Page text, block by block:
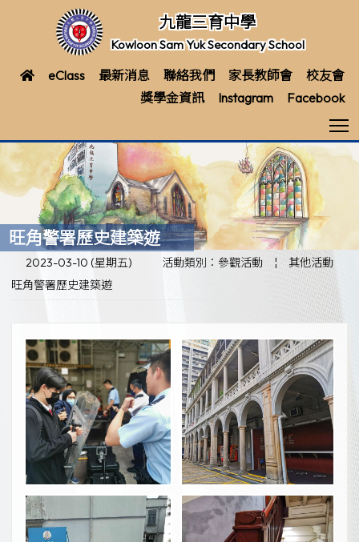
九龍三育中學
Kowloon Sam Yuk Secondary School
eClass 最新消息 聯絡我們 家長教師會
校友會
獎學金資訊
Instagram Facebook
旺角警署歷史建築遊
2023-03-10 (星期五) 活動類別：參觀活動 ¦
其他活動
旺角警署歷史建築遊